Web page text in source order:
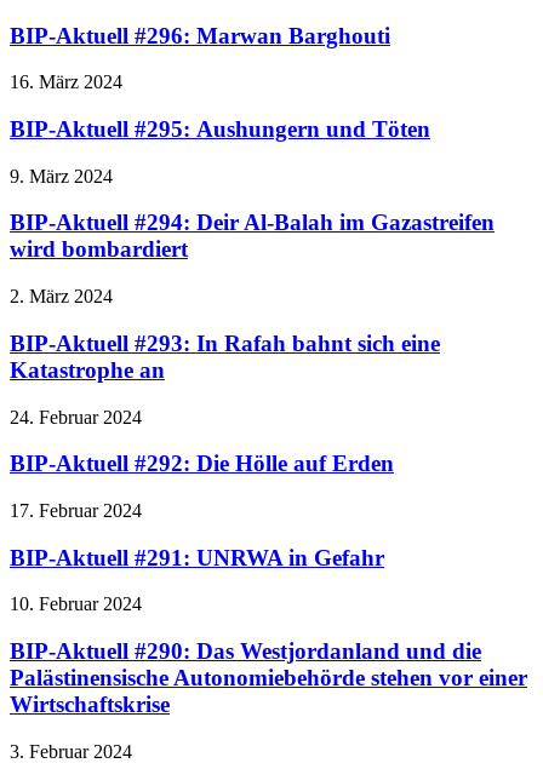
BIP-Aktuell #296: Marwan Barghouti
16. März 2024
BIP-Aktuell #295: Aushungern und Töten
9. März 2024
BIP-Aktuell #294: Deir Al-Balah im Gazastreifen
wird bombardiert
2. März 2024
BIP-Aktuell #293: In Rafah bahnt sich eine
Katastrophe an
24. Februar 2024
BIP-Aktuell #292: Die Hölle auf Erden
17. Februar 2024
BIP-Aktuell #291: UNRWA in Gefahr
10. Februar 2024
BIP-Aktuell #290: Das Westjordanland und die
Palästinensische Autonomiebehörde stehen vor einer
Wirtschaftskrise
3. Februar 2024